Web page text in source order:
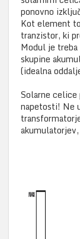
ponovno
Kot element
tranzistor, ki
Modul je
skupine
(idealna
Solarne
napetosti! Ne